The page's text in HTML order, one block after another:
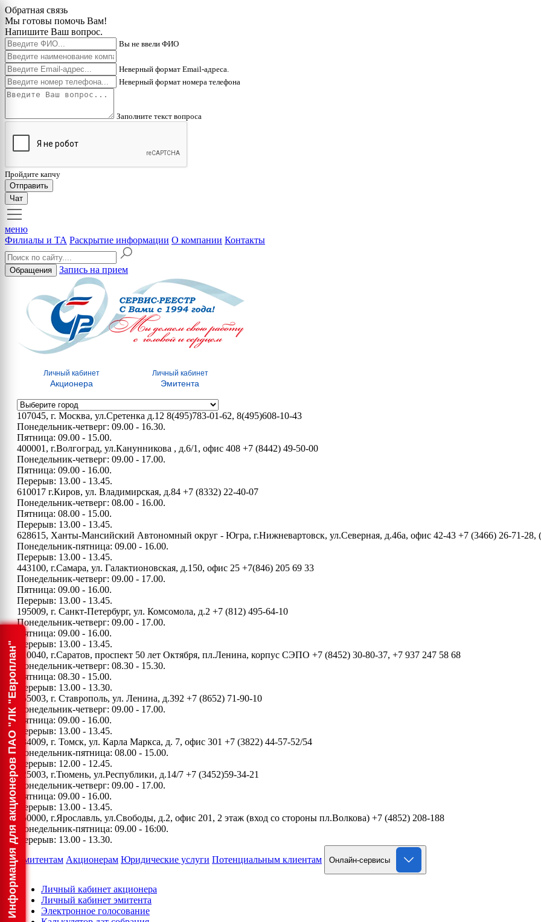
Обратная связь
Мы готовы помочь Вам!
Напишите Ваш вопрос.
Вы не ввели ФИО
Неверный формат Email-адреса.
Неверный формат номера телефона
Заполните текст вопроса
Пройдите капчу
Отправить
Чат
Информация для акционеров ПАО "ЛК "Европлан"
меню
Филиалы и ТА Раскрытие информации О компании Контакты
Обращения Запись на прием
Личный кабинет
Акционера
Личный кабинет
Эмитента
107045, г. Москва, ул.Сретенка д.12 8(495)783-01-62, 8(495)608-10-43
Понедельник-четверг: 09.00 - 16.30.
Пятница: 09.00 - 15.00.
400001, г.Волгоград, ул.Канунникова , д.6/1, офис 408 +7 (8442) 49-50-00
Понедельник-четверг: 09.00 - 17.00.
Пятница: 09.00 - 16.00.
Перерыв: 13.00 - 13.45.
610017 г.Киров, ул. Владимирская, д.84 +7 (8332) 22-40-07
Понедельник-четверг: 08.00 - 16.00.
Пятница: 08.00 - 15.00.
Перерыв: 13.00 - 13.45.
628615, Ханты-Мансийский Автономный округ - Югра, г.Нижневартовск, ул.Северная, д.46а, офис 42-43 +7 (3466) 26-71-28,
Понедельник-пятница: 09.00 - 16.00.
Перерыв: 13.00 - 13.45.
443100, г.Самара, ул. Галактионовская, д.150, офис 25 +7(846) 205 69 33
Понедельник-четверг: 09.00 - 17.00.
Пятница: 09.00 - 16.00.
Перерыв: 13.00 - 13.45.
195009, г. Санкт-Петербург, ул. Комсомола, д.2 +7 (812) 495-64-10
Понедельник-четверг: 09.00 - 17.00.
Пятница: 09.00 - 16.00.
Перерыв: 13.00 - 13.45.
410040, г.Саратов, проспект 50 лет Октября, пл.Ленина, корпус СЭПО +7 (8452) 30-80-37, +7 937 247 58 68
Понедельник-четверг: 08.30 - 15.30.
Пятница: 08.30 - 15.00.
Перерыв: 13.00 - 13.30.
355003, г. Ставрополь, ул. Ленина, д.392 +7 (8652) 71-90-10
Понедельник-четверг: 09.00 - 17.00.
Пятница: 09.00 - 16.00.
Перерыв: 13.00 - 13.45.
634009, г. Томск, ул. Карла Маркса, д. 7, офис 301 +7 (3822) 44-57-52/54
Понедельник-пятница: 08.00 - 15.00.
Перерыв: 12.00 - 12.45.
625003, г.Тюмень, ул.Республики, д.14/7 +7 (3452)59-34-21
Понедельник-четверг: 09.00 - 17.00.
Пятница: 09.00 - 16.00.
Перерыв: 13.00 - 13.45.
150000, г.Ярославль, ул.Свободы, д.2, офис 201, 2 этаж (вход со стороны пл.Волкова) +7 (4852) 208-188
Понедельник-пятница: 09.00 - 16:00.
Перерыв: 13.00 - 13.30.
Эмитентам Акционерам Юридические услуги Потенциальным клиентам Онлайн-сервисы
Личный кабинет акционера
Личный кабинет эмитента
Электронное голосование